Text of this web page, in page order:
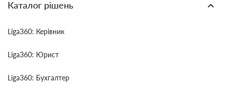
Каталог рішень
Liga360: Керівник
Liga360: Юрист
Liga360: Бухгалтер